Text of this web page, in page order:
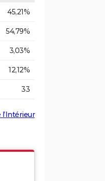
45,21%
54,79%
3,03%
12,12%
33